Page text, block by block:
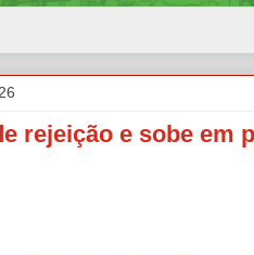
rejeição e sobe em